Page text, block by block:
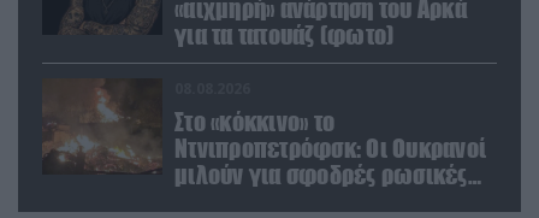
«αιχμηρή» ανάρτηση του Αρκά
για τα τατουάζ (φωτο)
Στο «κόκκινο» το
Ντνιπροπετρόφσκ: Οι Ουκρανοί
μιλούν για σφοδρές ρωσικές